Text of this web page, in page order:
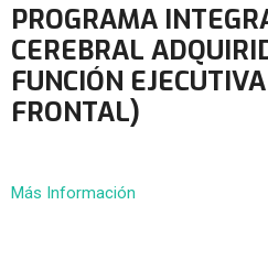
PROGRAMA
CEREBRAL
FUNCIÓN
FRONTAL)
Más Información